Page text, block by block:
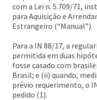
com a Lei n. 5.709/71,
para Aquisição e
Estrangeiro (“Manual”).
Para a IN 88/17, a
permitida em duas
fosse casado com
Brasil; e (ii) quando,
prévio requerimento, o
pedido (1).